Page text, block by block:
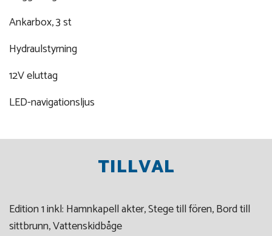
Ankarbox, 3 st
Hydraulstyrning
12V eluttag
LED-navigationsljus
TILLVAL
Edition 1 inkl: Hamnkapell akter, Stege till fören, Bord till
sittbrunn, Vattenskidbåge